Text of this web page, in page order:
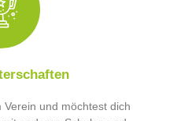
und möchtest dich